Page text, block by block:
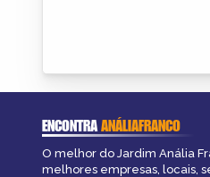
ENCONTRAANÁLIAFRANCO
O melhor do Jardim Anália
melhores empresas, locais,